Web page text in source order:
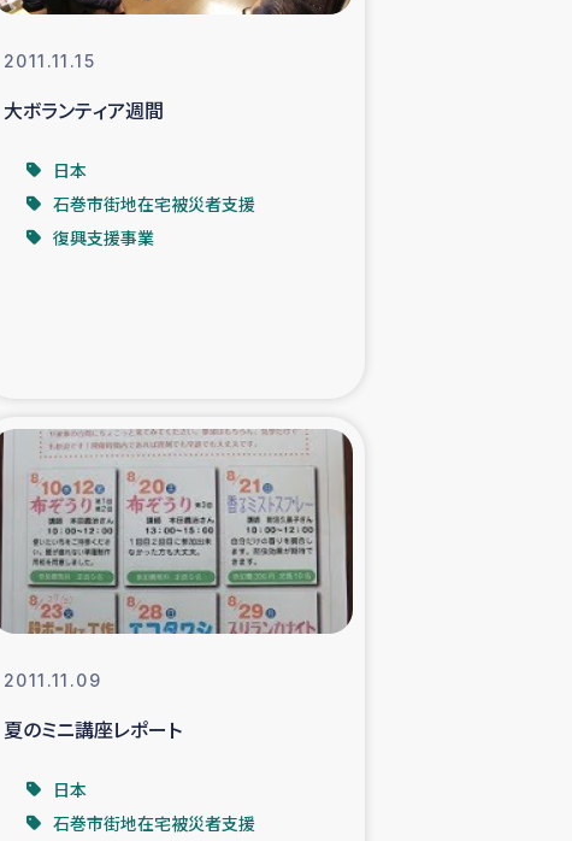
自立支援事業
の緑化を通じた支援事業
た女性グループの生計支援
食べる
規模紅茶農家支援
郡でのコーヒー畑改善事業
2011.11.15
大ボランティア週間
日本
石巻市街地在宅被災者支援
復興支援事業
2011.11.09
夏のミニ講座レポート
日本
石巻市街地在宅被災者支援